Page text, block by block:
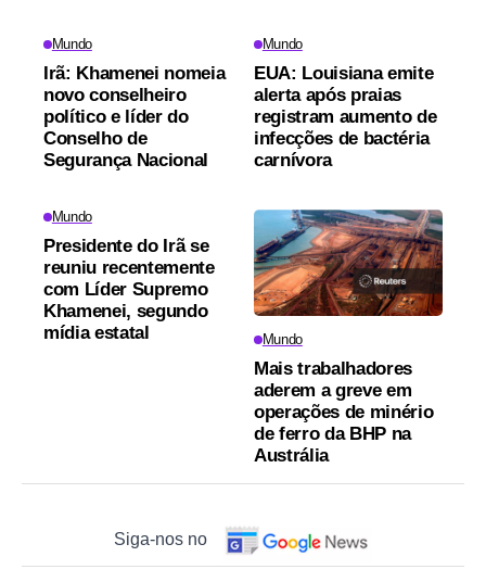
Mundo
Irã: Khamenei nomeia
novo conselheiro
político e líder do
Conselho de
Segurança Nacional
Mundo
EUA: Louisiana emite
alerta após praias
registram aumento de
infecções de bactéria
carnívora
Mundo
Presidente do Irã se
reuniu recentemente
com Líder Supremo
Khamenei, segundo
mídia estatal
Mundo
Mais trabalhadores
aderem a greve em
operações de minério
de ferro da BHP na
Austrália
Siga-nos no